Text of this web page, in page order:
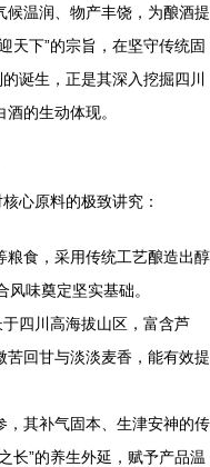
候温润、物产丰饶，为酿酒提
天下”的宗旨，在坚守传统固
诞生，正是其深入挖掘四川
的生动体现。
心原料的极致讲究：
粮食，采用传统工艺酿造出醇
味奠定坚实基础。
于四川高海拔山区，富含芦
回甘与淡淡麦香，能有效提
，其补气固本、生津安神的传
长”的养生外延，赋予产品温